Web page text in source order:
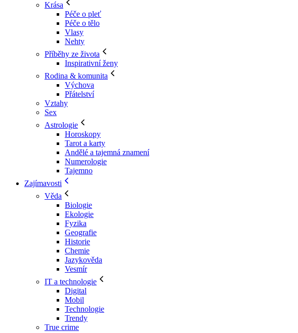
Krása
Péče o pleť
Péče o tělo
Vlasy
Nehty
Příběhy ze života
Inspirativní ženy
Rodina & komunita
Výchova
Přátelství
Vztahy
Sex
Astrologie
Horoskopy
Tarot a karty
Andělé a tajemná znamení
Numerologie
Tajemno
Zajímavosti
Věda
Biologie
Ekologie
Fyzika
Geografie
Historie
Chemie
Jazykověda
Vesmír
IT a technologie
Digital
Mobil
Technologie
Trendy
True crime